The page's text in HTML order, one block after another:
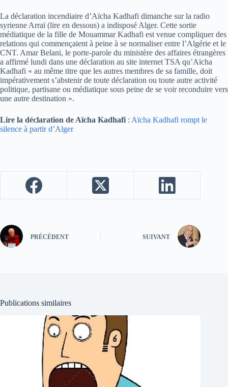
La déclaration incendiaire d’Aïcha Kadhafi dimanche sur la radio
syrienne Arraï (lire en dessous) a indisposé Alger. Cette sortie
médiatique de la fille de Mouammar Kadhafi est venue compliquer des
relations qui commençaient à peine à se normaliser entre l’Algérie et le
CNT. Amar Belani, le porte-parole du ministère des affaires étrangères
a affirmé lundi dans une déclaration au site internet TSA qu’Aïcha
Kadhafi « au même titre que les autres membres de sa famille, doit
impérativement s’abstenir de toute déclaration ou toute autre activité
politique, partisane ou médiatique sous peine de se voir reconduire vers
une autre destination ».
Lire la déclaration de Aïcha Kadhafi : Aïcha Kadhafi rompt le
silence à partir d’Alger
PRÉCÉDENT SUIVANT
Publications similaires